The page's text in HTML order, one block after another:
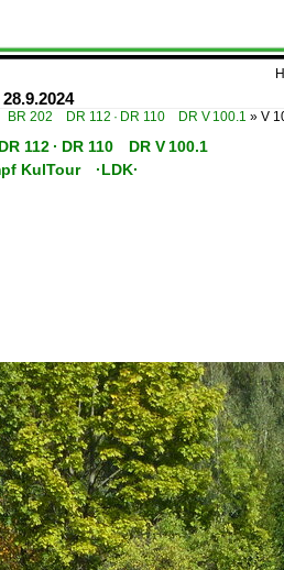
202 DR 112 · DR 110 DR V 100.1 » V
112 · DR 110 DR V 100.1
KulTour ·LDK·